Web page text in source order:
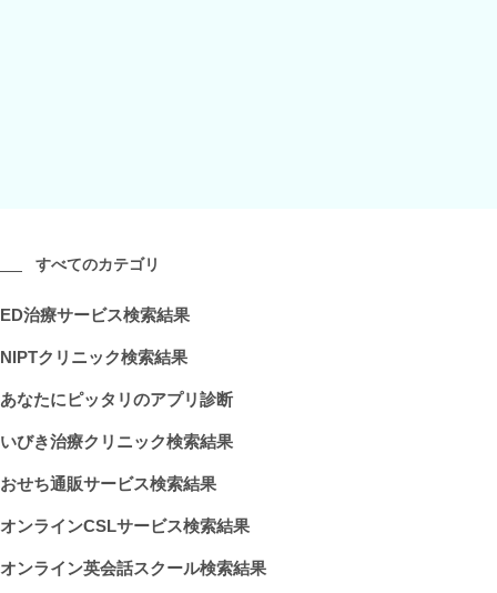
すべてのカテゴリ
ED治療サービス検索結果
NIPTクリニック検索結果
あなたにピッタリのアプリ診断
いびき治療クリニック検索結果
おせち通販サービス検索結果
オンラインCSLサービス検索結果
オンライン英会話スクール検索結果